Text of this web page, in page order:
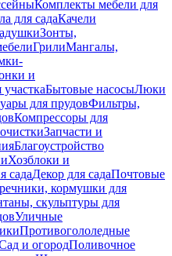
Комплекты мебели для
для садаКачели
Зонты,
ГрилиМангалы,
и
Бытовые насосыЛюки
для прудовФильтры,
Компрессоры для
Запчасти и
Благоустройство
Хозблоки и
садаДекор для садаПочтовые
кормушки для
скульптуры для
Уличные
Противогололедные
и огородПоливочное